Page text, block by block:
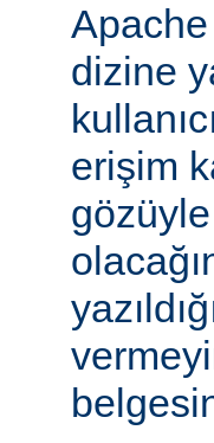
Apache
dizine
erişim